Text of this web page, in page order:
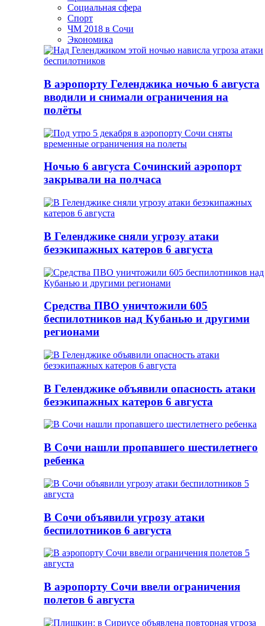
Социальная сфера
Спорт
ЧМ 2018 в Сочи
Экономика
В аэропорту Геленджика ночью 6 августа
вводили и снимали ограничения на
полёты
Ночью 6 августа Сочинский аэропорт
закрывали на полчаса
В Геленджике сняли угрозу атаки
безэкипажных катеров 6 августа
Средства ПВО уничтожили 605
беспилотников над Кубанью и другими
регионами
В Геленджике объявили опасность атаки
безэкипажных катеров 6 августа
В Сочи нашли пропавшего шестилетнего
ребенка
В Сочи объявили угрозу атаки
беспилотников 6 августа
В аэропорту Сочи ввели ограничения
полетов 6 августа